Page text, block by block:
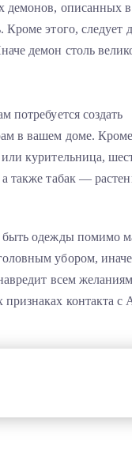
описанных
Кроме этого,
демон столь
потребуется создать
в вашем доме.
курительница,
также табак —
быть одежды помимо
убором, иначе
всем
контакта с